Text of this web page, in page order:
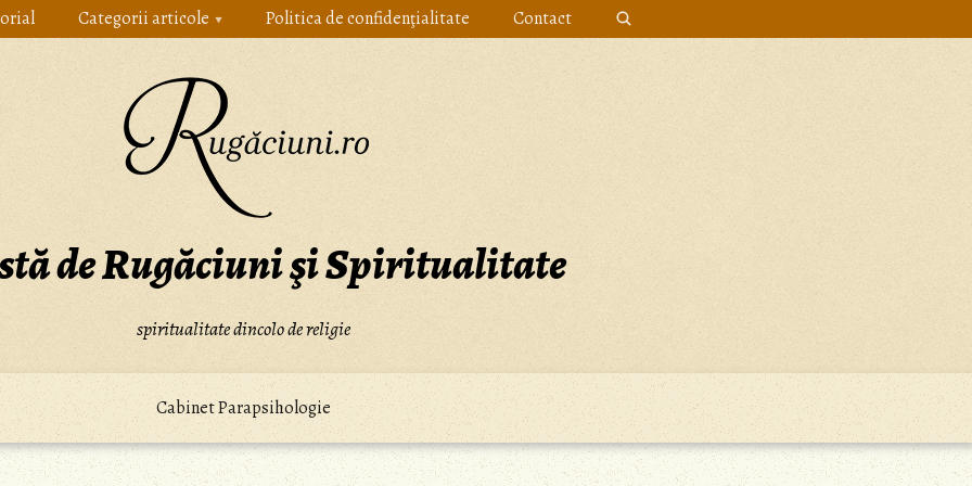
Categorii articole Politica de confidenţialitate Contact
de Rugăciuni şi Spiritualitate
spiritualitate dincolo de religie
Cabinet Parapsihologie